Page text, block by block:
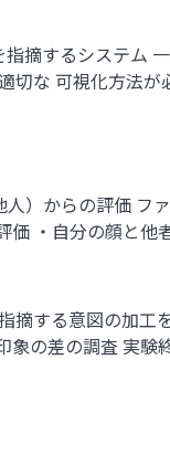
摘するシステム
切な 可視化方法が
）からの評価 フ
・自分の顔と他
する意図の加工
の差の調査 実験